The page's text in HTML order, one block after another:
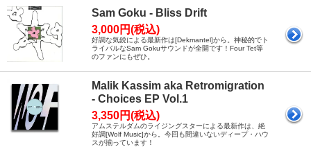
Sam Goku - Bliss Drift
3,000円(税込)
好調な気鋭による最新作は[Dekmantel]から。神秘的でト
ライバルなSam Gokuサウンドが全開です！Four Tet等
のファンにもぜひ。
Malik Kassim aka Retromigration
- Choices EP Vol.1
3,350円(税込)
アムステルダムのライジングスターによる最新作は、絶
好調[Wolf Music]から。今回も間違いないディープ・ハウ
スが揃っています！